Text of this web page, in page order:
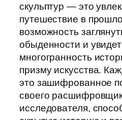
скульптур — это
путешествие в
возможность
обыденности и
многогранность
призму искусства.
это зашифрованное
своего
исследователя,